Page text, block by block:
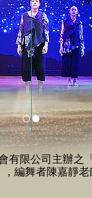
有限公司主辦之
編舞者陳嘉靜